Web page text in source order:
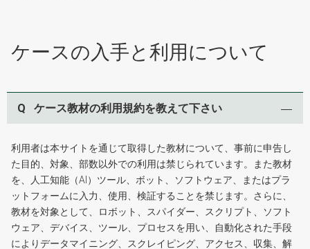
ケースの入手と利用について
Q ケース教材の利用規約を教えて下さい
利用者は本サイトを通じて取得した教材について、事前に申告し
た目的、対象、部数以外での利用は禁じられています。また教材
を、人工知能（AI）ツール、ボット、ソフトウェア、またはプラ
ットフォームに入力、使用、検証することを禁じます。さらに、
教材を対象として、ロボット、スパイダー、スクリプト、ソフト
ウェア、デバイス、ツール、プロセスを用い、自動化された手段
によりデータマイニング、スクレイピング、アクセス、収集、解